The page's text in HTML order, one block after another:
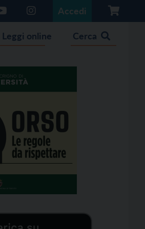
Accedi
Leggi online Cerca